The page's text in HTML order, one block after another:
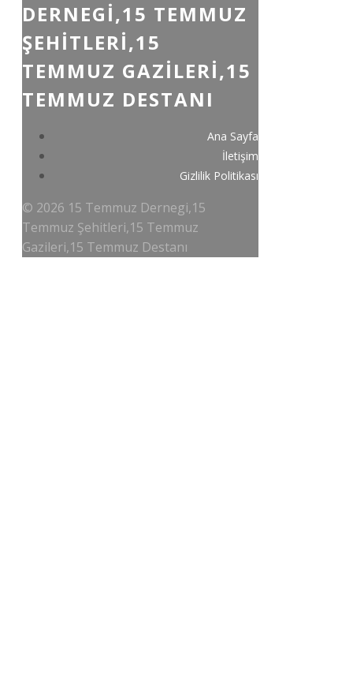
DERNEGI,15 TEMMUZ
ŞEHITLERI,15
TEMMUZ GAZILERI,15
TEMMUZ DESTANI
Ana Sayfa
İletişim
Gizlilik Politikası
© 2026 15 Temmuz Dernegi,15
Temmuz Şehitleri,15 Temmuz
Gazileri,15 Temmuz Destanı